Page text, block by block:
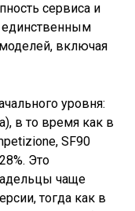
сервиса и
единственным
включая
уровня:
в то время как в
SF90
Это
чаще
тогда как в